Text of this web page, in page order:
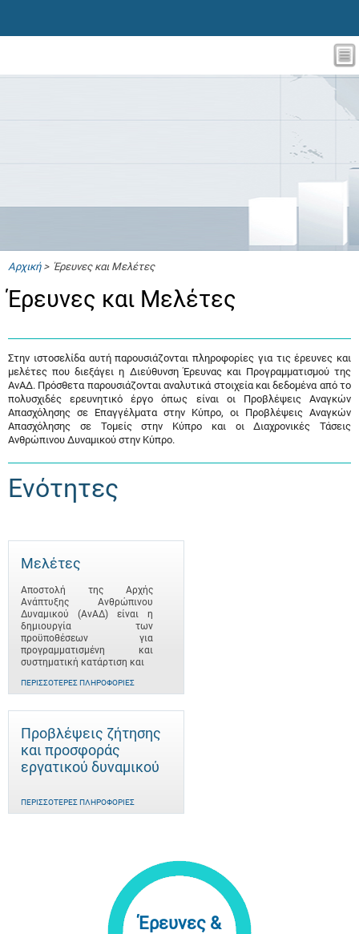
Αρχική> Έρευνες και Μελέτες
Έρευνες και Μελέτες
Στην ιστοσελίδα αυτή παρουσιάζονται πληροφορίες για τις έρευνες και
μελέτες που διεξάγει η Διεύθυνση Έρευνας και Προγραμματισμού της
ΑνΑΔ. Πρόσθετα παρουσιάζονται αναλυτικά στοιχεία και δεδομένα από το
πολυσχιδές ερευνητικό έργο όπως είναι οι Προβλέψεις Αναγκών
Απασχόλησης σε Επαγγέλματα στην Κύπρο, οι Προβλέψεις Αναγκών
Απασχόλησης σε Τομείς στην Κύπρο και οι Διαχρονικές Τάσεις
Ανθρώπινου Δυναμικού στην Κύπρο.
Ενότητες
Μελέτες
Αποστολή της Αρχής
Ανάπτυξης Ανθρώπινου
Δυναμικού (ΑνΑΔ) είναι η
δημιουργία των
προϋποθέσεων για
προγραμματισμένη και
συστηματική κατάρτιση και
ΠΕΡΙΣΣΌΤΕΡΕΣ ΠΛΗΡΟΦΟΡΊΕΣ
Προβλέψεις ζήτησης
και προσφοράς
εργατικού δυναμικού
ΠΕΡΙΣΣΌΤΕΡΕΣ ΠΛΗΡΟΦΟΡΊΕΣ
Έρευνες &